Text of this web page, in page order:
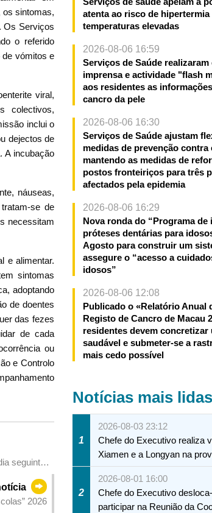
os sintomas,
Os Serviços
o referido
de vómitos e
viral,
colectivos,
inclui o
dejectos de
A incubação
náuseas,
se de
necessitam
e alimentar.
sintomas
adoptando
de doentes
das fezes
de cada
ou
e Controlo
seguinte
2026
atenta ao risco de hipertermia
temperaturas elevadas
2026-08-06 16:59
Serviços de Saúde
imprensa e actividade "flash
aos residentes as
cancro da pele
2026-08-06 16:30
Serviços de Saúde ajustam
medidas de prevenção contra
mantendo as medidas de
postos fronteiriços para três
afectados pela epidemia
2026-08-06 16:29
Nova ronda do “Programa de
próteses dentárias para
Agosto para construir um
assegure o “acesso a
idosos”
2026-08-06 12:08
Publicado o «Relatório Anual
Registo de Cancro de Macau
residentes devem concretizar
saudável e submeter-se a
mais cedo possível
Notícias mais lidas
1
2026-08-03 23:12
Chefe do Executivo realiza
Xiamen e a Longyan na
2
2026-08-01 16:00
Chefe do Executivo
participar na Reunião da